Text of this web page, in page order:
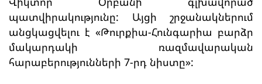
պատվիրակությունը: Այցի շրջանակներում
անցկացվելու է «Թուրքիա-Հունգարիա բարձր
մակարդակի ռազմավարական
հարաբերությունների 7-րդ նիստը»: